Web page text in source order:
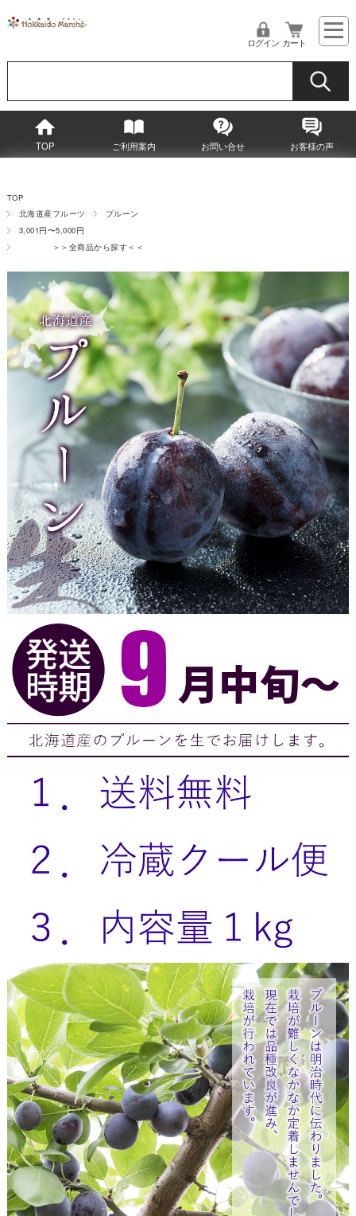
ログイン カート
TOP ご利用案内 お問い合せ お客様の声
TOP
北海道産フルーツ
プルーン
3,001円〜5,000円
＞＞全商品から探す＜＜